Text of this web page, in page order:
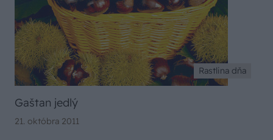
Rastlina dňa
Gaštan jedlý
21. októbra 2011